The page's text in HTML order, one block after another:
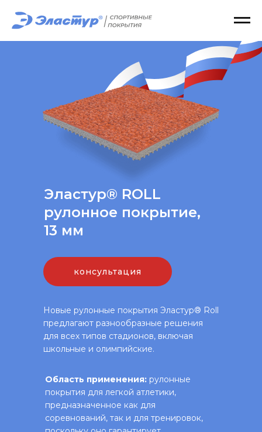
Область применения: рулонные
покрытия для легкой атлетики,
предназначенное как для
соревнований, так и для тренировок,
Новые рулонные покрытия Эластур® Roll
предлагают разнообразные решения
для всех типов стадионов, включая
школьные и олимпийские.
Эластур® ROLL
рулонное покрытие,
13 мм
консультация